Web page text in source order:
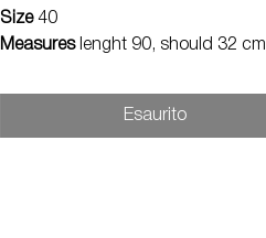
Size40
Measureslenght 90, should 32 cm
Esaurito